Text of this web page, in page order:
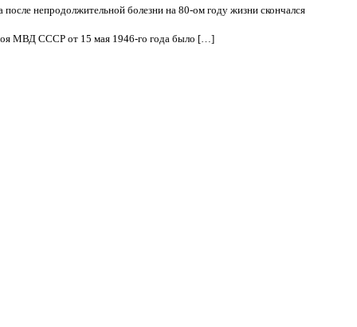
после непродолжительной болезни на 80-ом году жизни скончался
МВД СССР от 15 мая 1946-го года было […]